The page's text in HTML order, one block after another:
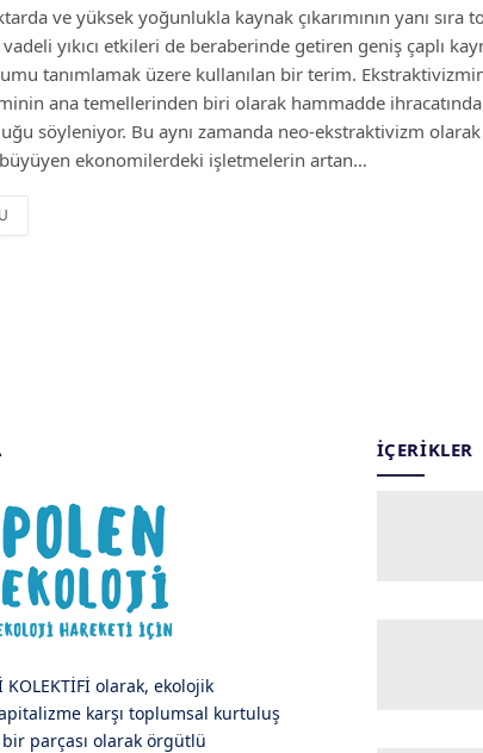
ve yüksek yoğunlukla kaynak çıkarımının yanı sıra
yıkıcı etkileri de beraberinde getiren geniş çaplı
tanımlamak üzere kullanılan bir terim.
ana temellerinden biri olarak hammadde
söyleniyor. Bu aynı zamanda neo-ekstraktivizm olarak
büyüyen ekonomilerdeki işletmelerin artan…
KOLEKTİFİ olarak, ekolojik
karşı toplumsal kurtuluş
parçası olarak örgütlü
İÇERIKLER